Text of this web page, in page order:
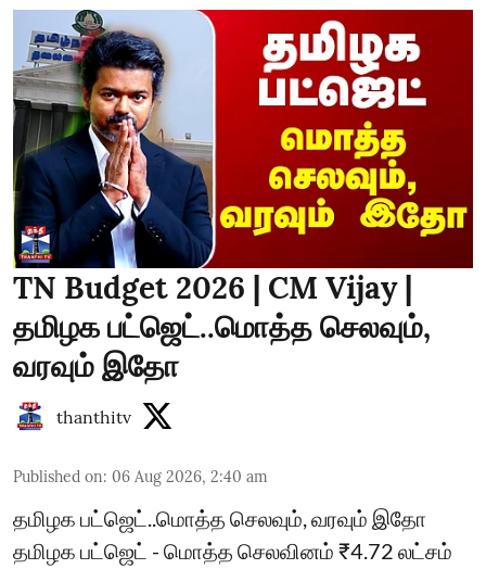
TN Budget 2026 | CM Vijay |
தமிழக பட்ஜெட்..மொத்த செலவும்,
வரவும் இதோ
thanthitv
Published on: 06 Aug 2026, 2:40 am
தமிழக பட்ஜெட்..மொத்த செலவும், வரவும் இதோ
தமிழக பட்ஜெட் - மொத்த செலவினம் ₹4.72 லட்சம்